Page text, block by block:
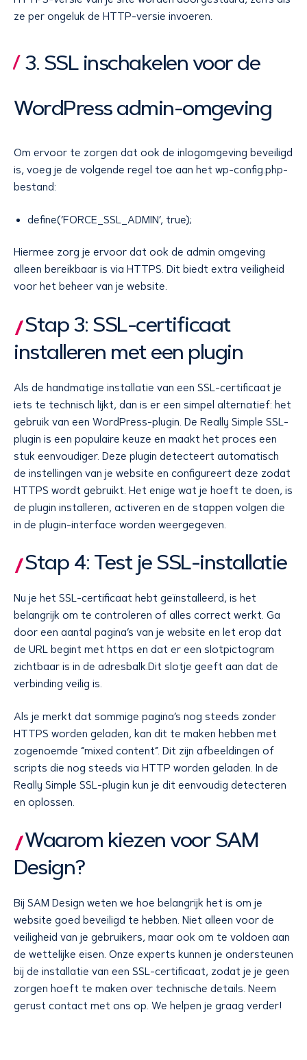
ze per ongeluk de HTTP-versie invoeren.
3. SSL inschakelen voor de
WordPress admin-omgeving
Om ervoor te zorgen dat ook de inlogomgeving beveiligd
is, voeg je de volgende regel toe aan het wp-config.php-
bestand:
define(‘FORCE_SSL_ADMIN’, true);
Hiermee zorg je ervoor dat ook de admin omgeving
alleen bereikbaar is via HTTPS. Dit biedt extra veiligheid
voor het beheer van je website.
Stap 3: SSL-certificaat
installeren met een plugin
Als de handmatige installatie van een SSL-certificaat je
iets te technisch lijkt, dan is er een simpel alternatief: het
gebruik van een WordPress-plugin. De Really Simple SSL-
plugin is een populaire keuze en maakt het proces een
stuk eenvoudiger. Deze plugin detecteert automatisch
de instellingen van je website en configureert deze zodat
HTTPS wordt gebruikt. Het enige wat je hoeft te doen, is
de plugin installeren, activeren en de stappen volgen die
in de plugin-interface worden weergegeven.
Stap 4: Test je SSL-installatie
Nu je het SSL-certificaat hebt geïnstalleerd, is het
belangrijk om te controleren of alles correct werkt. Ga
door een aantal pagina’s van je website en let erop dat
de URL begint met https en dat er een slotpictogram
zichtbaar is in de adresbalk.Dit slotje geeft aan dat de
verbinding veilig is.
Als je merkt dat sommige pagina’s nog steeds zonder
HTTPS worden geladen, kan dit te maken hebben met
zogenoemde “mixed content”. Dit zijn afbeeldingen of
scripts die nog steeds via HTTP worden geladen. In de
Really Simple SSL-plugin kun je dit eenvoudig detecteren
en oplossen.
Waarom kiezen voor SAM
Design?
Bij SAM Design weten we hoe belangrijk het is om je
website goed beveiligd te hebben. Niet alleen voor de
veiligheid van je gebruikers, maar ook om te voldoen aan
de wettelijke eisen. Onze experts kunnen je ondersteunen
bij de installatie van een SSL-certificaat, zodat je je geen
zorgen hoeft te maken over technische details. Neem
gerust contact met ons op. We helpen je graag verder!